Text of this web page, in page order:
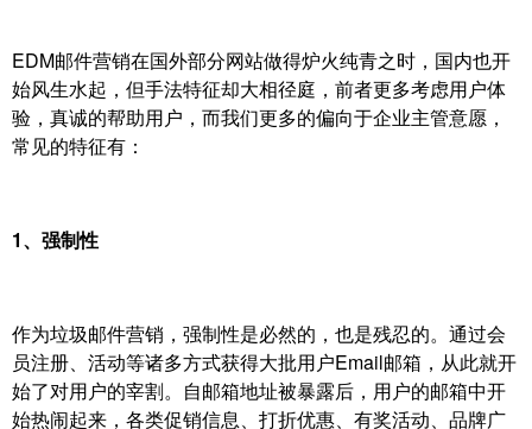
EDM邮件营销在国外部分网站做得炉火纯青之时，国内也开
始风生水起，但手法特征却大相径庭，前者更多考虑用户体
验，真诚的帮助用户，而我们更多的偏向于企业主管意愿，
常见的特征有：
1、强制性
作为垃圾邮件营销，强制性是必然的，也是残忍的。通过会
员注册、活动等诸多方式获得大批用户Email邮箱，从此就开
始了对用户的宰割。自邮箱地址被暴露后，用户的邮箱中开
始热闹起来，各类促销信息、打折优惠、有奖活动、品牌广